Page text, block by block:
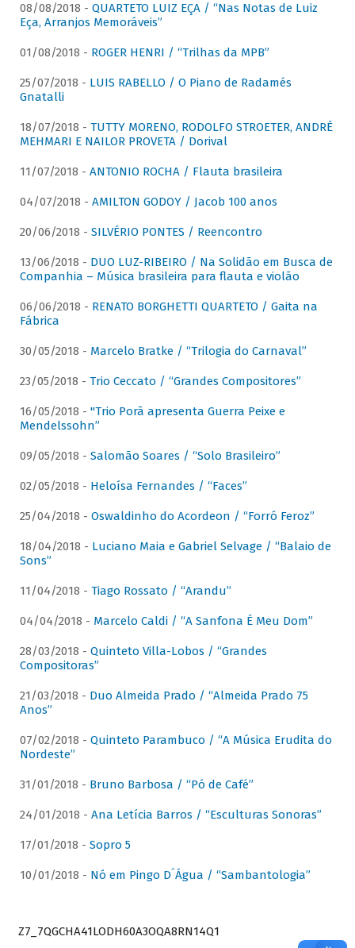
08/08/2018 - QUARTETO LUIZ EÇA / “Nas Notas de Luiz
Eça, Arranjos Memoráveis”
01/08/2018 - ROGER HENRI / “Trilhas da MPB”
25/07/2018 - LUIS RABELLO / O Piano de Radamés
Gnatalli
18/07/2018 - TUTTY MORENO, RODOLFO STROETER, ANDRÉ
MEHMARI E NAILOR PROVETA / Dorival
11/07/2018 - ANTONIO ROCHA / Flauta brasileira
04/07/2018 - AMILTON GODOY / Jacob 100 anos
20/06/2018 - SILVÉRIO PONTES / Reencontro
13/06/2018 - DUO LUZ-RIBEIRO / Na Solidão em Busca de
Companhia – Música brasileira para flauta e violão
06/06/2018 - RENATO BORGHETTI QUARTETO / Gaita na
Fábrica
30/05/2018 - Marcelo Bratke / “Trilogia do Carnaval”
23/05/2018 - Trio Ceccato / “Grandes Compositores”
16/05/2018 - "Trio Porã apresenta Guerra Peixe e
Mendelssohn”
09/05/2018 - Salomão Soares / “Solo Brasileiro”
02/05/2018 - Heloísa Fernandes / “Faces”
25/04/2018 - Oswaldinho do Acordeon / “Forró Feroz”
18/04/2018 - Luciano Maia e Gabriel Selvage / “Balaio de
Sons”
11/04/2018 - Tiago Rossato / “Arandu”
04/04/2018 - Marcelo Caldi / “A Sanfona É Meu Dom”
28/03/2018 - Quinteto Villa-Lobos / “Grandes
Compositoras”
21/03/2018 - Duo Almeida Prado / “Almeida Prado 75
Anos”
07/02/2018 - Quinteto Parambuco / “A Música Erudita do
Nordeste”
31/01/2018 - Bruno Barbosa / “Pó de Café”
24/01/2018 - Ana Letícia Barros / “Esculturas Sonoras”
17/01/2018 - Sopro 5
10/01/2018 - Nó em Pingo D´Água / “Sambantologia”
Z7_7QGCHA41LODH60A3OQA8RN14Q1